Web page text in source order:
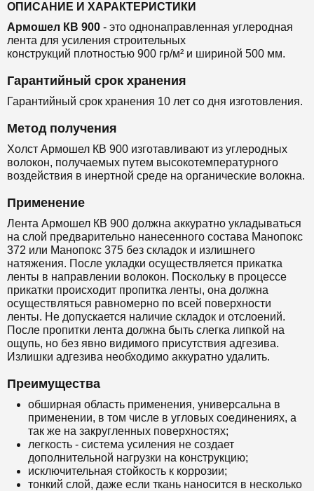
ОПИСАНИЕ И ХАРАКТЕРИСТИКИ
Армошел КВ 900 - это однонаправленная углеродная
лента для усиления строительных
конструкций плотностью 900 гр/м² и шириной 500 мм.
Гарантийный срок хранения
Гарантийный срок хранения 10 лет со дня изготовления.
Метод получения
Холст Армошел КВ 900 изготавливают из углеродных
волокон, получаемых путем высокотемпературного
воздействия в инертной среде на органические волокна.
Применение
Лента Армошел КВ 900 должна аккуратно укладываться
на слой предварительно нанесенного состава Манопокс
372 или Манопокс 375 без складок и излишнего
натяжения. После укладки осуществляется прикатка
ленты в направлении волокон. Поскольку в процессе
прикатки происходит пропитка ленты, она должна
осуществляться равномерно по всей поверхности
ленты. Не допускается наличие складок и отслоений.
После пропитки лента должна быть слегка липкой на
ощупь, но без явно видимого присутствия адгезива.
Излишки адгезива необходимо аккуратно удалить.
Преимущества
обширная область применения, универсальна в
применении, в том числе в угловых соединениях, а
так же на закругленных поверхностях;
легкость - система усиления не создает
дополнительной нагрузки на конструкцию;
исключительная стойкость к коррозии;
тонкий слой, даже если ткань наносится в несколько